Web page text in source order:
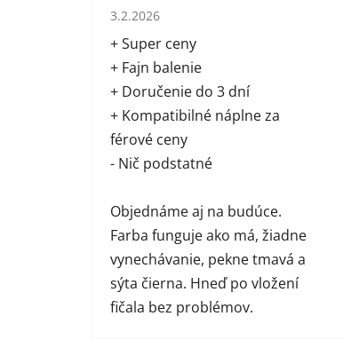
Hodnotenie obchodu je 5 z 5
3.2.2026
+ Super ceny
+ Fajn balenie
+ Doručenie do 3 dní
+ Kompatibilné náplne za
férové ceny
- Nič podstatné
Objednáme aj na budúce.
Farba funguje ako má, žiadne
vynechávanie, pekne tmavá a
sýta čierna. Hneď po vložení
fičala bez problémov.